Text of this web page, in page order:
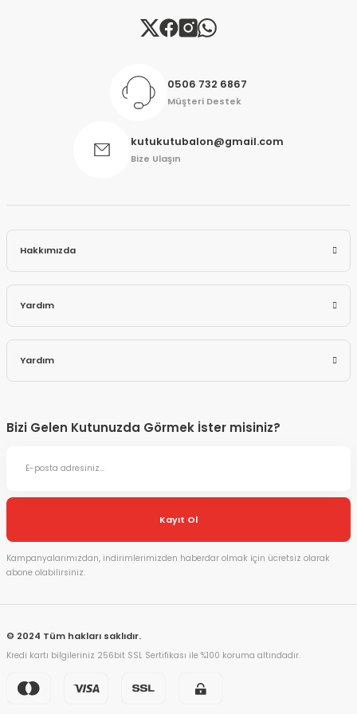
Gönder
0506 732 6867
Müşteri Destek
kutukutubalon@gmail.com
Bize Ulaşın
Hakkımızda
Yardım
Yardım
Bizi Gelen Kutunuzda Görmek İster misiniz?
Kayıt Ol
Kampanyalarımızdan, indirimlerimizden haberdar olmak için ücretsiz olarak
abone olabilirsiniz.
© 2024 Tüm hakları saklıdır.
Kredi kartı bilgileriniz 256bit SSL Sertifikası ile %100 koruma altındadır.